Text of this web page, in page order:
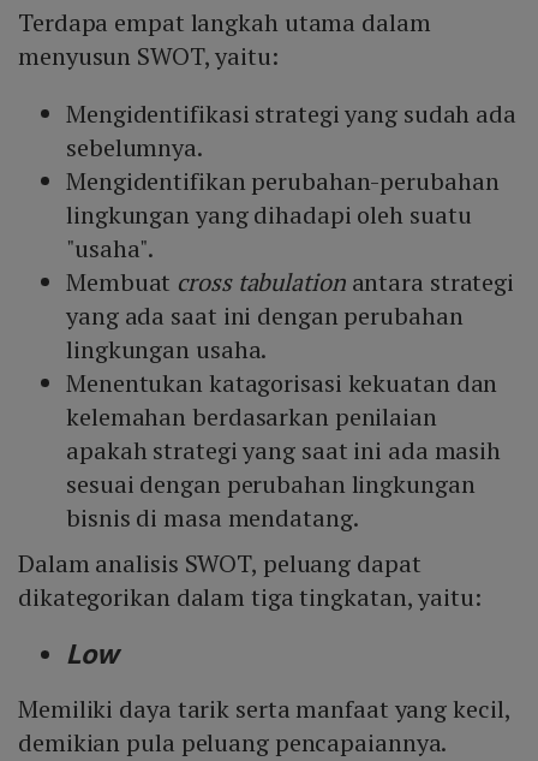
Terdapa empat langkah utama dalam
menyusun SWOT, yaitu:
Mengidentifikasi strategi yang sudah ada
sebelumnya.
Mengidentifikan perubahan-perubahan
lingkungan yang dihadapi oleh suatu
"usaha".
Membuat cross tabulationantara strategi
yang ada saat ini dengan perubahan
lingkungan usaha.
Menentukan katagorisasi kekuatan dan
kelemahan berdasarkan penilaian
apakah strategi yang saat ini ada masih
sesuai dengan perubahan lingkungan
bisnis di masa mendatang.
Dalam analisis SWOT, peluang dapat
dikategorikan dalam tiga tingkatan, yaitu:
Low
Memiliki daya tarik serta manfaat yang kecil,
demikian pula peluang pencapaiannya.